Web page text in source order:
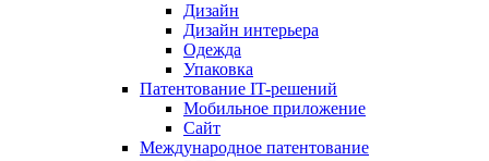
Дизайн
Дизайн интерьера
Одежда
Упаковка
Патентование IT-решений
Мобильное приложение
Сайт
Международное патентование